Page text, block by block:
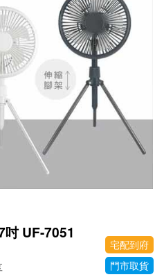
吋 UF-7051
宅配到府
門市取貨